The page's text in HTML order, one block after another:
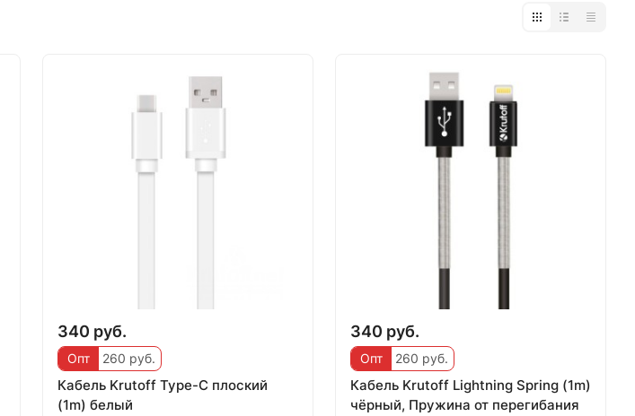
340 руб.
Опт 260 руб.
Кабель Krutoff Type-C плоский
(1m) белый
340 руб.
Опт 260 руб.
Кабель Krutoff Lightning Spring (1m)
чёрный, Пружина от перегибания